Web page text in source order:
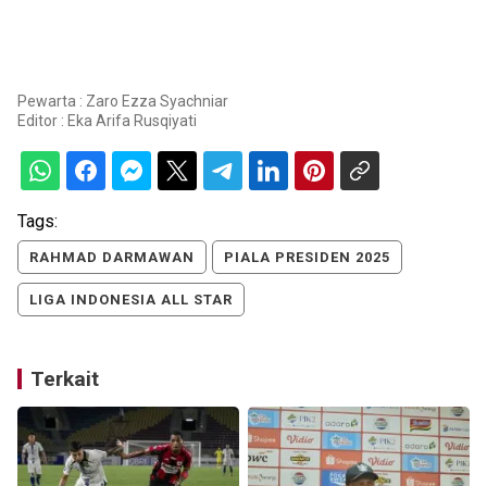
Pewarta : Zaro Ezza Syachniar
Editor : Eka Arifa Rusqiyati
Tags:
RAHMAD DARMAWAN PIALA PRESIDEN 2025
LIGA INDONESIA ALL STAR
Terkait